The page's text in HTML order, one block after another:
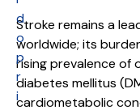
d
o
p
r
i
Stroke remains a
worldwide; its
rising prevalence of
diabetes mellitus
cardiometabolic